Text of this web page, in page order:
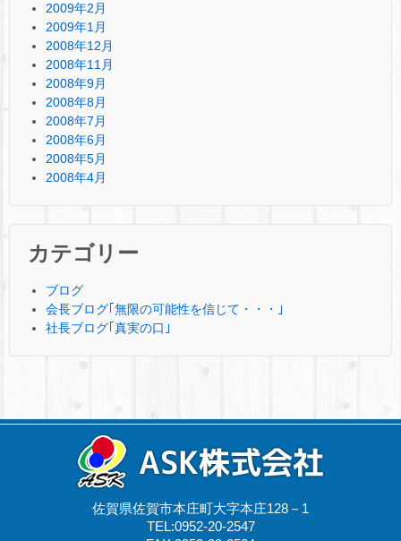
2009年2月
2009年1月
2008年12月
2008年11月
2008年9月
2008年8月
2008年7月
2008年6月
2008年5月
2008年4月
カテゴリー
ブログ
会長ブログ｢無限の可能性を信じて・・・｣
社長ブログ｢真実の口｣
佐賀県佐賀市本庄町大字本庄128－1
TEL:0952-20-2547